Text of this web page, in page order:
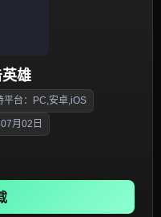
雄
平台：PC,安卓,iOS
月02日